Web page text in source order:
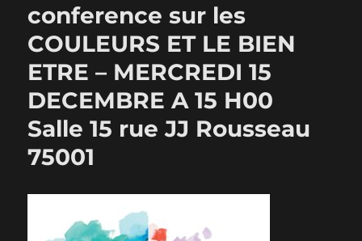
conference sur les
COULEURS ET LE BIEN
ETRE – MERCREDI 15
DECEMBRE A 15 H00
Salle 15 rue JJ Rousseau
75001